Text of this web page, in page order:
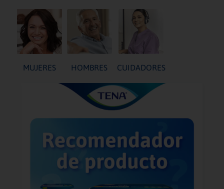
MUJERES HOMBRES CUIDADORES